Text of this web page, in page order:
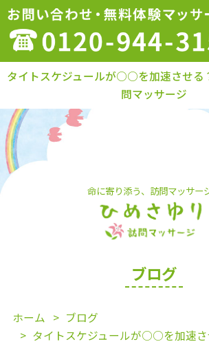
タイトスケジュールが○○を加速させる
問マッサージ
命に寄り添う、訪問マッサー
ブログ
ホーム
ブログ
タイトスケジュールが○○を加速さ